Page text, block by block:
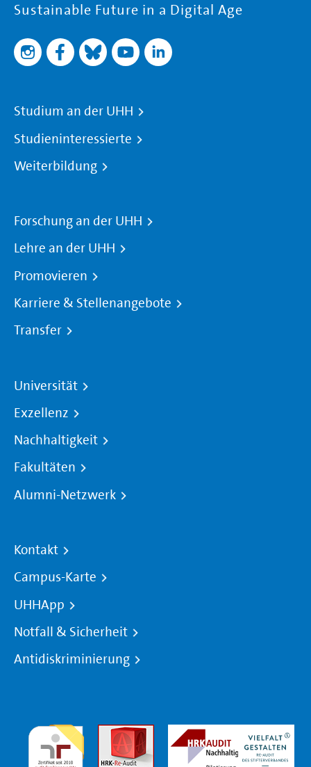
Sustainable Future in a Digital Age
Studium an der UHH
Studieninteressierte
Weiterbildung
Forschung an der UHH
Lehre an der UHH
Promovieren
Karriere & Stellenangebote
Transfer
Universität
Exzellenz
Nachhaltigkeit
Fakultäten
Alumni-Netzwerk
Kontakt
Campus-Karte
UHHApp
Notfall & Sicherheit
Antidiskriminierung